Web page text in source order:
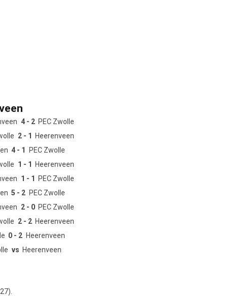
4 - 2 PEC Zwolle
2 - 1 Heerenveen
4 - 1 PEC Zwolle
1 - 1 Heerenveen
1 - 1 PEC Zwolle
5 - 2 PEC Zwolle
2 - 0 PEC Zwolle
2 - 2 Heerenveen
0 - 2 Heerenveen
vs Heerenveen